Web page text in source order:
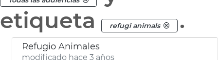
etiqueta
refugi animals .
Refugio Animales
modificado hace 3 años